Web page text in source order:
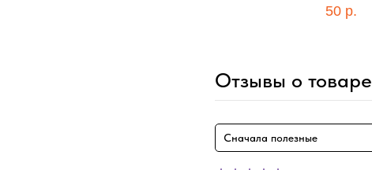
50 р.
Отзывы о товаре
Сначала полезные